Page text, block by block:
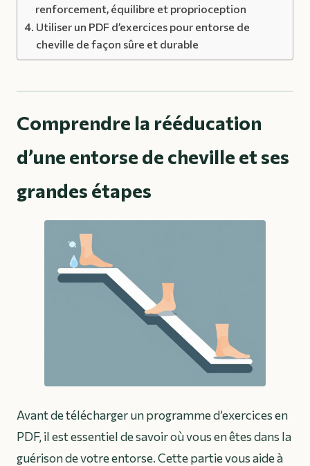
renforcement, équilibre et proprioception
Utiliser un PDF d’exercices pour entorse de
cheville de façon sûre et durable
Comprendre la rééducation
d’une entorse de cheville et ses
grandes étapes
Avant de télécharger un programme d’exercices en
PDF, il est essentiel de savoir où vous en êtes dans la
guérison de votre entorse. Cette partie vous aide à